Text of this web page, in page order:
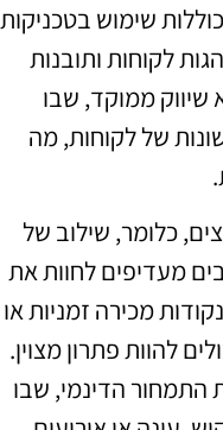
שימוש בטכניקות
לקוחות ותובנות
שיווק ממוקד, שבו
של לקוחות, מה
כלומר, שילוב של
מעדיפים לחוות את
מכירה זמניות או
להוות פתרון מצוין.
התמחור הדינמי, שבו